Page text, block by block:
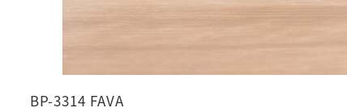
BP-3314 FAVA